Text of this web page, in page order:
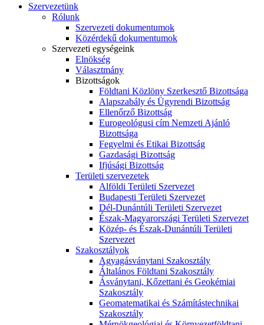
Szervezetünk
Rólunk
Szervezeti dokumentumok
Közérdekű dokumentumok
Szervezeti egységeink
Elnökség
Választmány
Bizottságok
Földtani Közlöny Szerkesztő Bizottsága
Alapszabály és Ügyrendi Bizottság
Ellenőrző Bizottság
Eurogeológusi cím Nemzeti Ajánló
Bizottsága
Fegyelmi és Etikai Bizottság
Gazdasági Bizottság
Ifjúsági Bizottság
Területi szervezetek
Alföldi Területi Szervezet
Budapesti Területi Szervezet
Dél-Dunántúli Területi Szervezet
Észak-Magyarországi Területi Szervezet
Közép- és Észak-Dunántúli Területi
Szervezet
Szakosztályok
Agyagásványtani Szakosztály
Általános Földtani Szakosztály
Ásványtani, Kőzettani és Geokémiai
Szakosztály
Geomatematikai és Számítástechnikai
Szakosztály